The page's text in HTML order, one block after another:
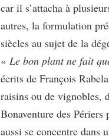
car il s’attacha à
autres, la formulation
siècles au sujet de la
« Le bon plant ne fait
écrits de François
raisins ou de vignobles,
Bonaventure des
aussi se concentre dans